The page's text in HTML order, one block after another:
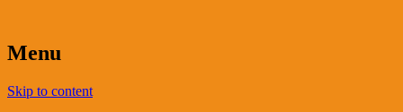
Menu
Skip to content